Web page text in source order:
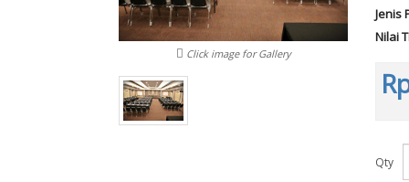
Click image for Gallery
Jenis
Nilai
Qty